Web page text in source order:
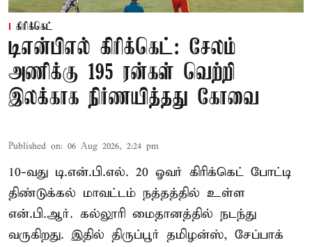
கிரிக்கெட்
டிஎன்பிஎல் கிரிக்கெட்: சேலம்
அணிக்கு 195 ரன்கள் வெற்றி
இலக்காக நிர்ணயித்தது கோவை
Published on: 06 Aug 2026, 2:24 pm
10-வது டி.என்.பி.எல். 20 ஓவர் கிரிக்கெட் போட்டி
திண்டுக்கல் மாவட்டம் நத்தத்தில் உள்ள
என்.பி.ஆர். கல்லூரி மைதானத்தில் நடந்து
வருகிறது. இதில் திருப்பூர் தமிழன்ஸ், சேப்பாக்